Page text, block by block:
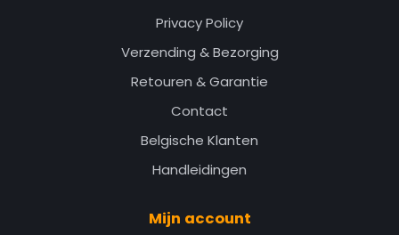
Privacy Policy
Verzending & Bezorging
Retouren & Garantie
Contact
Belgische Klanten
Handleidingen
Mijn account